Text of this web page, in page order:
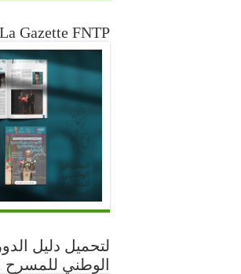
La Gazette FNTP
الوطني